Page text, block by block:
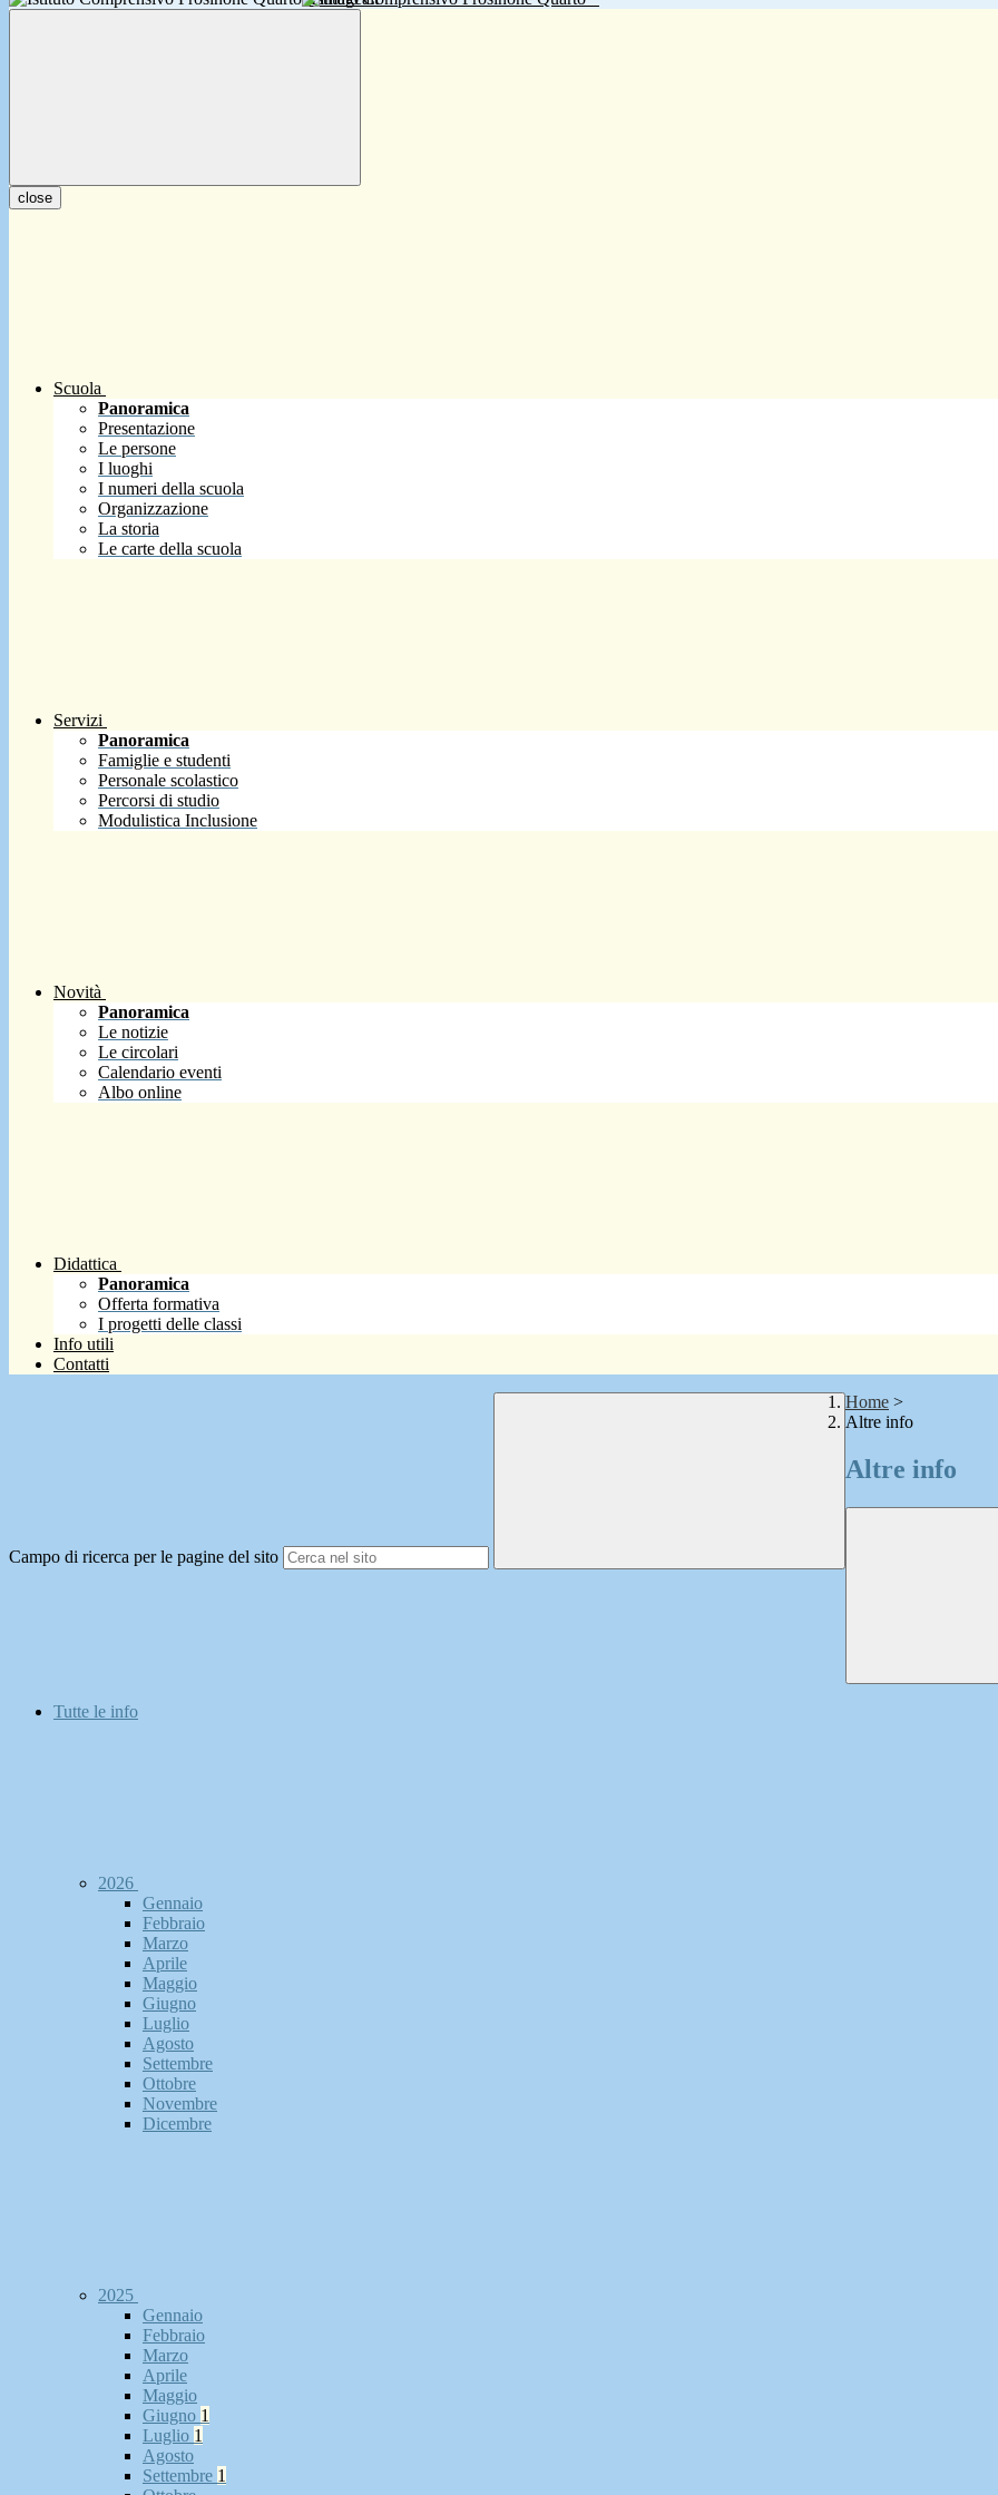
close
Scuola
Panoramica
Presentazione
Le persone
I luoghi
I numeri della scuola
Organizzazione
La storia
Le carte della scuola
Servizi
Panoramica
Famiglie e studenti
Personale scolastico
Percorsi di studio
Modulistica Inclusione
Novità
Panoramica
Le notizie
Le circolari
Calendario eventi
Albo online
Didattica
Panoramica
Offerta formativa
I progetti delle classi
Info utili
Contatti
Campo di ricerca per le pagine del sito
Home >
Altre info
Altre info
Tutte le info
2026
Gennaio
Febbraio
Marzo
Aprile
Maggio
Giugno
Luglio
Agosto
Settembre
Ottobre
Novembre
Dicembre
2025
Gennaio
Febbraio
Marzo
Aprile
Maggio
Giugno 1
Luglio 1
Agosto
Settembre 1